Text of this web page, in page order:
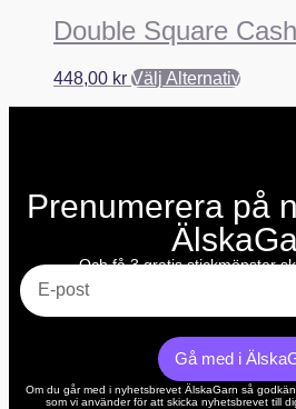
Double Square
448,00 kr Välj Alternativ
Prenumerera på
Och få 3 gratis stickmönster
Gå med i
Om du går med i nyhetsbrevet ÄlskaGarn så
som vi använder för att skicka nyhetsbrevet till